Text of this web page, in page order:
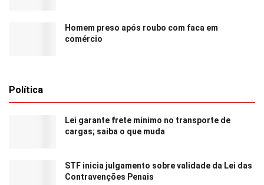
Homem preso após roubo com faca em
comércio
Política
Lei garante frete mínimo no transporte de
cargas; saiba o que muda
STF inicia julgamento sobre validade da Lei das
Contravenções Penais